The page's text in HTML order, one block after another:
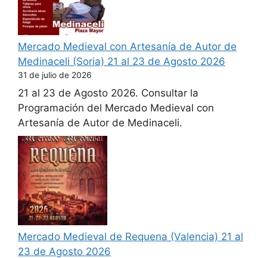
Mercado Medieval con Artesanía de Autor de
Medinaceli (Soria) 21 al 23 de Agosto 2026
31 de julio de 2026
21 al 23 de Agosto 2026. Consultar la
Programación del Mercado Medieval con
Artesanía de Autor de Medinaceli.
Mercado Medieval de Requena (Valencia) 21 al
23 de Agosto 2026